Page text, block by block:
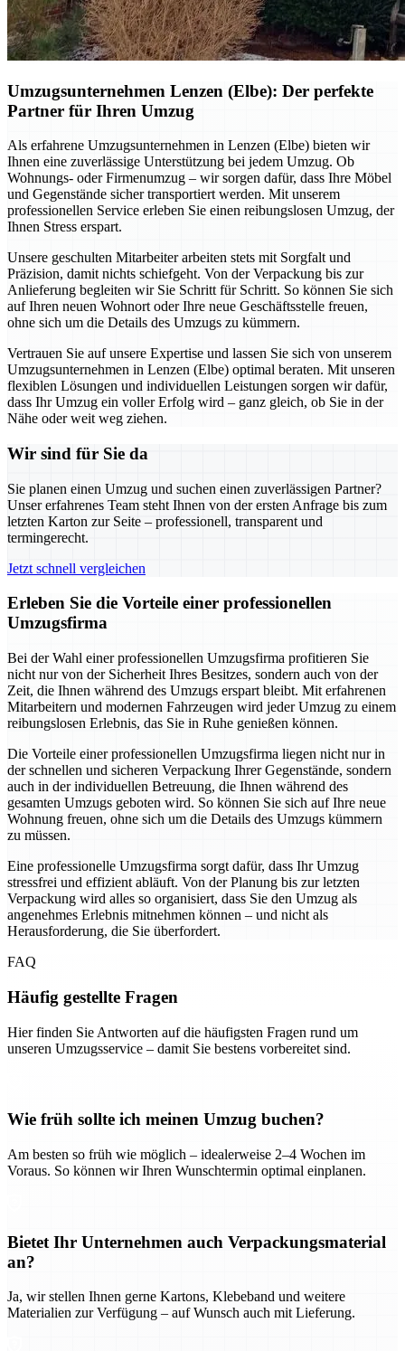
Umzugsunternehmen Lenzen (Elbe): Der perfekte
Partner für Ihren Umzug
Als erfahrene Umzugsunternehmen in Lenzen (Elbe) bieten wir
Ihnen eine zuverlässige Unterstützung bei jedem Umzug. Ob
Wohnungs- oder Firmenumzug – wir sorgen dafür, dass Ihre Möbel
und Gegenstände sicher transportiert werden. Mit unserem
professionellen Service erleben Sie einen reibungslosen Umzug, der
Ihnen Stress erspart.
Unsere geschulten Mitarbeiter arbeiten stets mit Sorgfalt und
Präzision, damit nichts schiefgeht. Von der Verpackung bis zur
Anlieferung begleiten wir Sie Schritt für Schritt. So können Sie sich
auf Ihren neuen Wohnort oder Ihre neue Geschäftsstelle freuen,
ohne sich um die Details des Umzugs zu kümmern.
Vertrauen Sie auf unsere Expertise und lassen Sie sich von unserem
Umzugsunternehmen in Lenzen (Elbe) optimal beraten. Mit unseren
flexiblen Lösungen und individuellen Leistungen sorgen wir dafür,
dass Ihr Umzug ein voller Erfolg wird – ganz gleich, ob Sie in der
Nähe oder weit weg ziehen.
Wir sind für Sie da
Sie planen einen Umzug und suchen einen zuverlässigen Partner?
Unser erfahrenes Team steht Ihnen von der ersten Anfrage bis zum
letzten Karton zur Seite – professionell, transparent und
termingerecht.
Jetzt schnell vergleichen
Erleben Sie die Vorteile einer professionellen
Umzugsfirma
Bei der Wahl einer professionellen Umzugsfirma profitieren Sie
nicht nur von der Sicherheit Ihres Besitzes, sondern auch von der
Zeit, die Ihnen während des Umzugs erspart bleibt. Mit erfahrenen
Mitarbeitern und modernen Fahrzeugen wird jeder Umzug zu einem
reibungslosen Erlebnis, das Sie in Ruhe genießen können.
Die Vorteile einer professionellen Umzugsfirma liegen nicht nur in
der schnellen und sicheren Verpackung Ihrer Gegenstände, sondern
auch in der individuellen Betreuung, die Ihnen während des
gesamten Umzugs geboten wird. So können Sie sich auf Ihre neue
Wohnung freuen, ohne sich um die Details des Umzugs kümmern
zu müssen.
Eine professionelle Umzugsfirma sorgt dafür, dass Ihr Umzug
stressfrei und effizient abläuft. Von der Planung bis zur letzten
Verpackung wird alles so organisiert, dass Sie den Umzug als
angenehmes Erlebnis mitnehmen können – und nicht als
Herausforderung, die Sie überfordert.
FAQ
Häufig gestellte Fragen
Hier finden Sie Antworten auf die häufigsten Fragen rund um
unseren Umzugsservice – damit Sie bestens vorbereitet sind.
Wie früh sollte ich meinen Umzug buchen?
Am besten so früh wie möglich – idealerweise 2–4 Wochen im
Voraus. So können wir Ihren Wunschtermin optimal einplanen.
Bietet Ihr Unternehmen auch Verpackungsmaterial
an?
Ja, wir stellen Ihnen gerne Kartons, Klebeband und weitere
Materialien zur Verfügung – auf Wunsch auch mit Lieferung.